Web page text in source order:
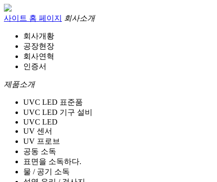
사이트 홈 페이지 회사소개
회사개황
공장현장
회사연혁
인증서
제품소개
UVC LED 표준품
UVC LED 기구 설비
UVC LED
UV 센서
UV 프로브
공동 소독
표면을 소독하다.
물 / 공기 소독